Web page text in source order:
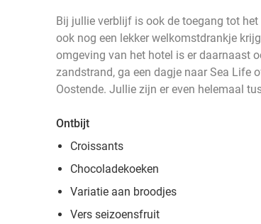
Bij jullie verblijf is ook de toegang tot
ook nog een lekker welkomstdrankje
omgeving van het hotel is er daarnaast
zandstrand, ga een dagje naar Sea Life
Oostende. Jullie zijn er even helemaal
Ontbijt
Croissants
Chocoladekoeken
Variatie aan broodjes
Vers seizoensfruit